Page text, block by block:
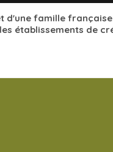
d'une famille
établissements de